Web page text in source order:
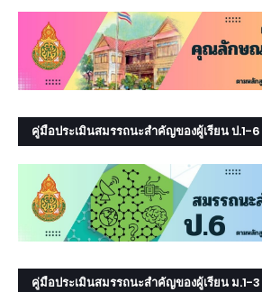
คู่มือประเมินสมรรถนะสำคัญของผู้เรียน ป.1-6
คู่มือประเมินสมรรถนะสำคัญของผู้เรียน ม.1-3